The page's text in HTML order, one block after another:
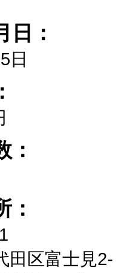
日：
日
円
：
：
田区富士見2-